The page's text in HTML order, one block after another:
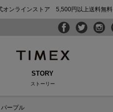
オンラインストア 5,500円以上送料無料
STORY
ストーリー
ープル